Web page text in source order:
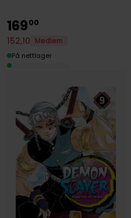
16900
152,10
Medlem
På nettlager